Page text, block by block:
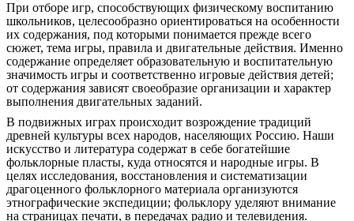
При отборе игр, способствующих физическому воспитанию
школьников, целесообразно ориентироваться на особенности
их содержания, под которыми понимается прежде всего
сюжет, тема игры, правила и двигательные действия. Именно
содержание определяет образовательную и воспитательную
значимость игры и соответственно игровые действия детей;
от содержания зависят своеобразие организации и характер
выполнения двигательных заданий.
В подвижных играх происходит возрождение традиций
древней культуры всех народов, населяющих Россию. Наши
искусство и литература содержат в себе богатейшие
фольклорные пласты, куда относятся и народные игры. В
целях исследования, восстановления и систематизации
драгоценного фольклорного материала организуются
этнографические экспедиции; фольклору уделяют внимание
на страницах печати, в передачах радио и телевидения.